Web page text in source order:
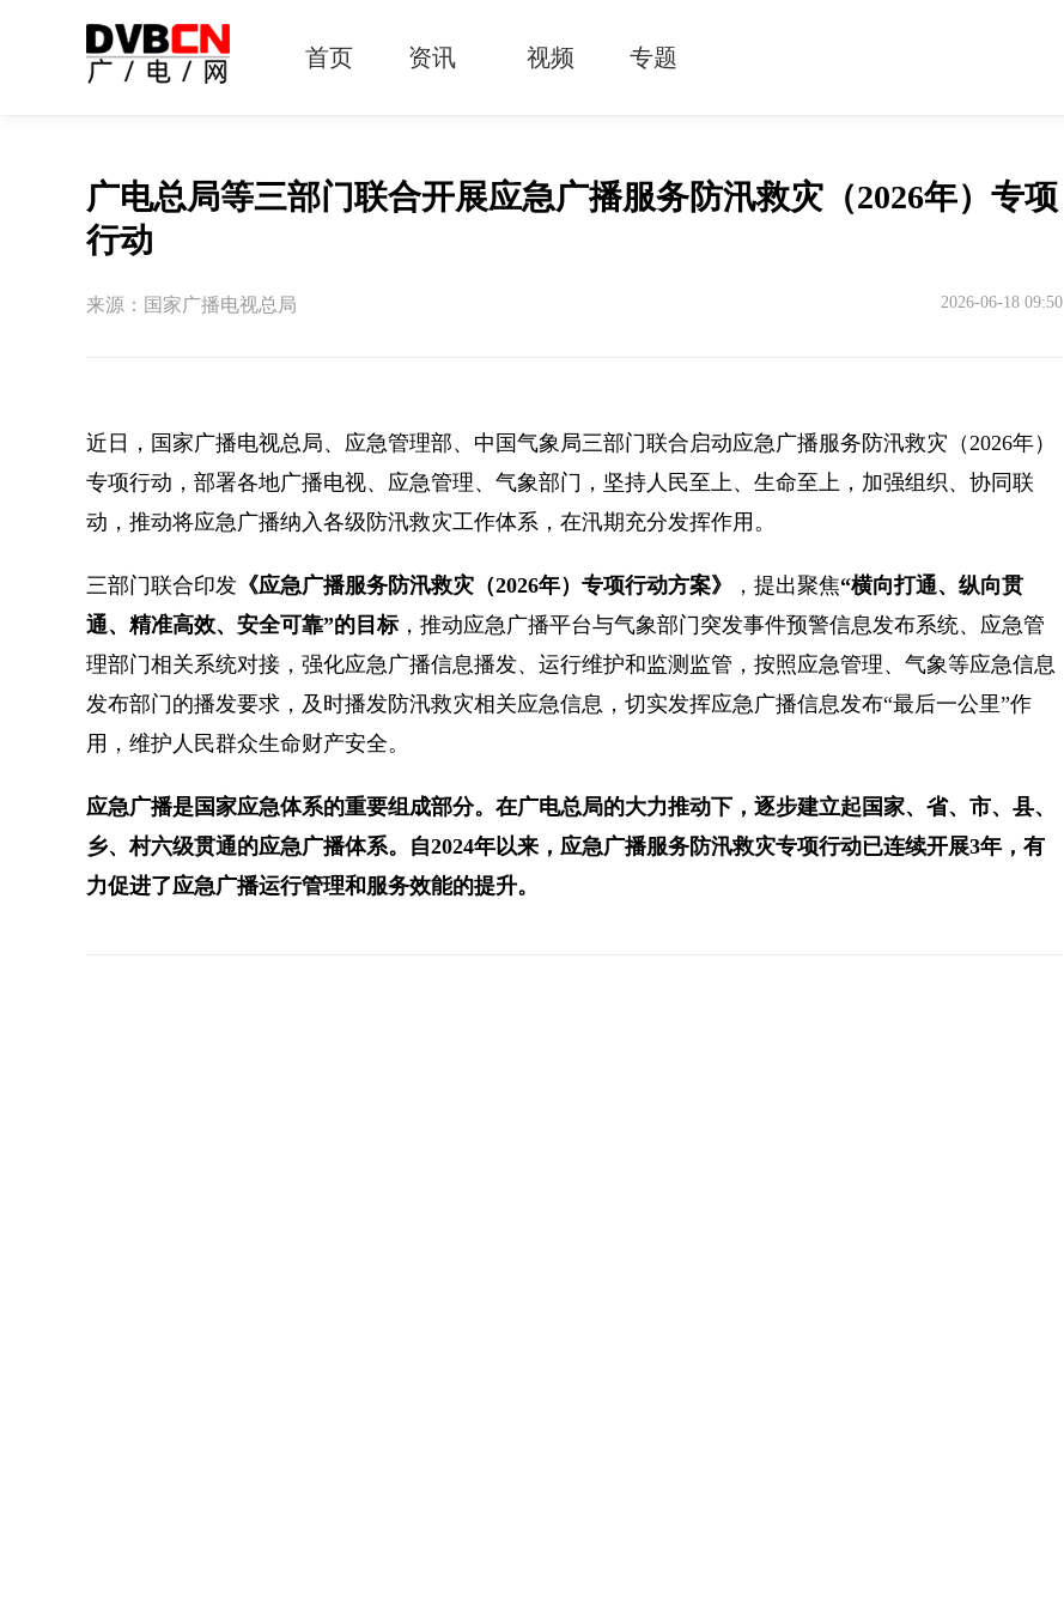
首页 资讯 视频 专题
广电总局等三部门联合开展应急广播服务防汛救灾（2026年）专项
行动
来源：国家广播电视总局 2026-06-18 09:50
近日，国家广播电视总局、应急管理部、中国气象局三部门联合启动应急广播服务防汛救灾（2026年）
专项行动，部署各地广播电视、应急管理、气象部门，坚持人民至上、生命至上，加强组织、协同联
动，推动将应急广播纳入各级防汛救灾工作体系，在汛期充分发挥作用。
三部门联合印发 《应急广播服务防汛救灾（2026年）专项行动方案》 ，提出聚焦“横向打通、纵向贯
通、精准高效、安全可靠”的目标，推动应急广播平台与气象部门突发事件预警信息发布系统、应急管
理部门相关系统对接，强化应急广播信息播发、运行维护和监测监管，按照应急管理、气象等应急信息
发布部门的播发要求，及时播发防汛救灾相关应急信息，切实发挥应急广播信息发布“最后一公里”作
用，维护人民群众生命财产安全。
应急广播是国家应急体系的重要组成部分。在广电总局的大力推动下，逐步建立起国家、省、市、县、
乡、村六级贯通的应急广播体系。自2024年以来，应急广播服务防汛救灾专项行动已连续开展3年，有
力促进了应急广播运行管理和服务效能的提升。